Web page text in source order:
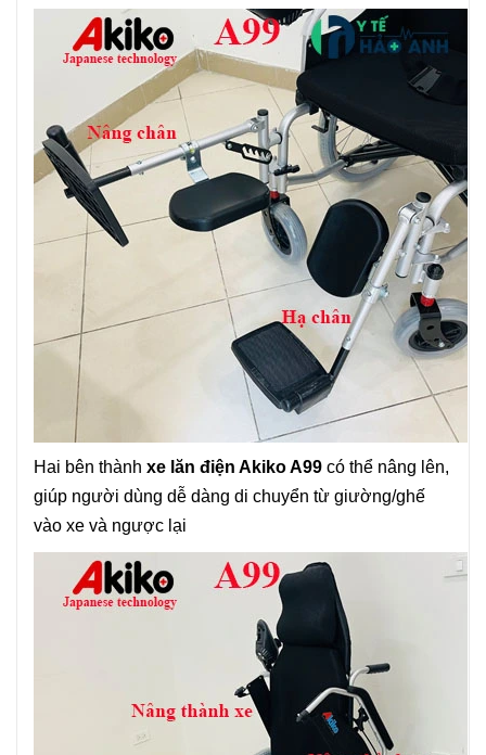
Hai bên thành xe lăn điện Akiko A99 có thể nâng lên,
giúp người dùng dễ dàng di chuyển từ giường/ghế
vào xe và ngược lại